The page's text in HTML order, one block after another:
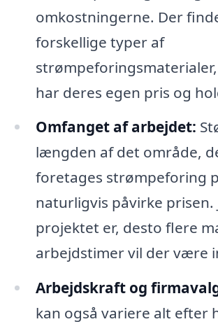
omkostningerne. Der
forskellige typer af
har deres egen pris og
Omfanget af arbejdet:
længden af det område,
foretages strømpeforing
naturligvis påvirke prisen.
projektet er, desto flere
arbejdstimer vil der være
Arbejdskraft og
kan også variere alt efter